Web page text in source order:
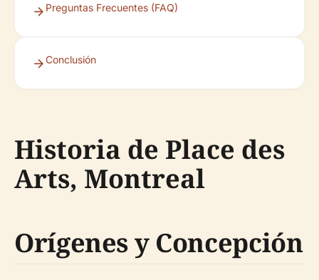
Preguntas Frecuentes (FAQ)
Conclusión
Historia de Place des
Arts, Montreal
Orígenes y Concepción